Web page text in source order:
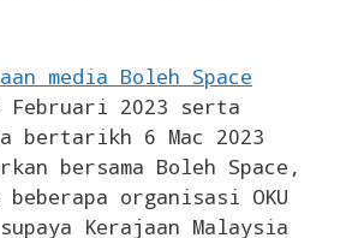
media Boleh Space
2023 serta
bertarikh 6 Mac 2023
bersama Boleh Space,
beberapa organisasi OKU
Kerajaan Malaysia